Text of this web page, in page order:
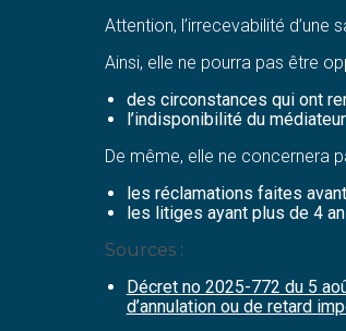
Attention, l’irrecevabilité
Ainsi, elle ne pourra pas être
des circonstances qui ont
l’indisponibilité du
De même, elle ne concernera
les réclamations faites
les litiges ayant plus de 4
Sources :
Décret no 2025-772 du 5
d’annulation ou de retard